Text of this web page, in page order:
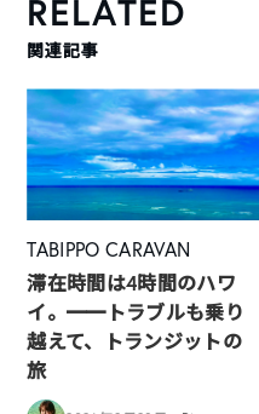
RELATED
関連記事
TABIPPO CARAVAN
滞在時間は4時間のハワ
イ。━━トラブルも乗り
越えて、トランジットの
旅